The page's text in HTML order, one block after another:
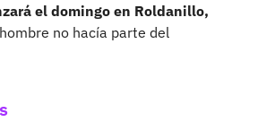
el domingo en Roldanillo,
no hacía parte del